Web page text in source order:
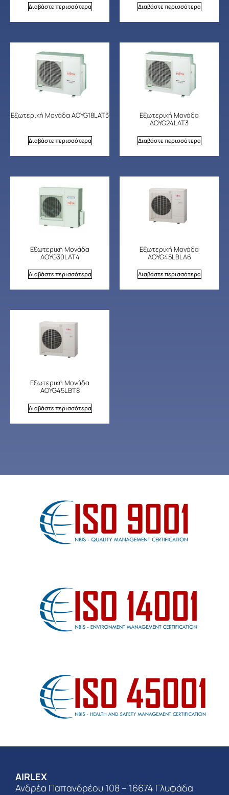
Διαβάστε περισσότερα Διαβάστε περισσότερα
Εξωτερική Μονάδα AOYG18LAT3
Διαβάστε περισσότερα
Εξωτερική Μονάδα
AOYG24LAT3
Διαβάστε περισσότερα
Εξωτερική Μονάδα
AOYG30LAT4
Διαβάστε περισσότερα
Εξωτερική Μονάδα
AOYG45LBLA6
Διαβάστε περισσότερα
Εξωτερική Μονάδα
AOYG45LBT8
Διαβάστε περισσότερα
AIRLEX
Ανδρέα Παπανδρέου 108 – 16674 Γλυφάδα